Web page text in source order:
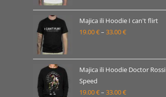
od
19.00 €
do
Majica ili Hoodie I can't flirt
19.00€– 33.00€Raspon
od
19.00 €
33.00 €
Majica ili Hoodie Doctor Rossi
Speed
19.00€– 33.00€Raspon